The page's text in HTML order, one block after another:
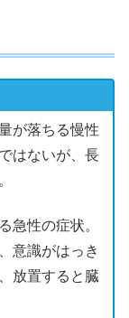
が落ちる慢性
はないが、長
急性の症状。
意識がはっき
放置すると臓